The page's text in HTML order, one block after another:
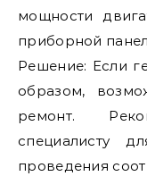
мощности
приборной
Решение: Если
образом,
ремонт.
специалисту
проведения